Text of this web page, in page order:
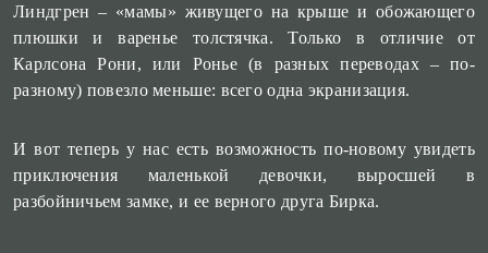
Линдгрен – «мамы» живущего на крыше и обожающего
плюшки и варенье толстячка. Только в отличие от
Карлсона Рони, или Ронье (в разных переводах – по-
разному) повезло меньше: всего одна экранизация.
И вот теперь у нас есть возможность по-новому увидеть
приключения маленькой девочки, выросшей в
разбойничьем замке, и ее верного друга Бирка.